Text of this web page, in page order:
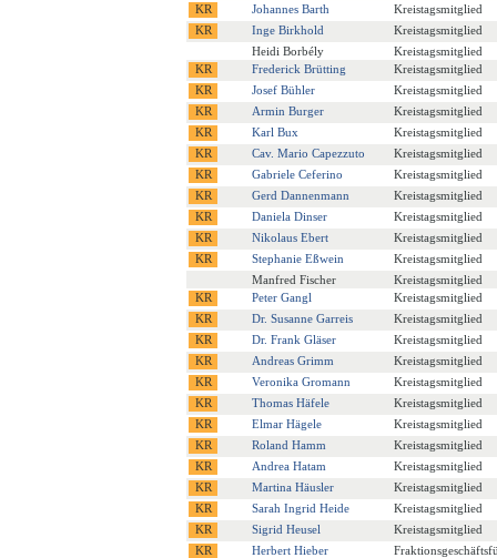
Johannes Barth
Kreistagsmitglied
Inge Birkhold
Kreistagsmitglied
Heidi Borbély
Kreistagsmitglied
Frederick Brütting
Kreistagsmitglied
Josef Bühler
Kreistagsmitglied
Armin Burger
Kreistagsmitglied
Karl Bux
Kreistagsmitglied
Cav. Mario Capezzuto
Kreistagsmitglied
Gabriele Ceferino
Kreistagsmitglied
Gerd Dannenmann
Kreistagsmitglied
Daniela Dinser
Kreistagsmitglied
Nikolaus Ebert
Kreistagsmitglied
Stephanie Eßwein
Kreistagsmitglied
Manfred Fischer
Kreistagsmitglied
Peter Gangl
Kreistagsmitglied
Dr. Susanne Garreis
Kreistagsmitglied
Dr. Frank Gläser
Kreistagsmitglied
Andreas Grimm
Kreistagsmitglied
Veronika Gromann
Kreistagsmitglied
Thomas Häfele
Kreistagsmitglied
Elmar Hägele
Kreistagsmitglied
Roland Hamm
Kreistagsmitglied
Andrea Hatam
Kreistagsmitglied
Martina Häusler
Kreistagsmitglied
Sarah Ingrid Heide
Kreistagsmitglied
Sigrid Heusel
Kreistagsmitglied
Herbert Hieber